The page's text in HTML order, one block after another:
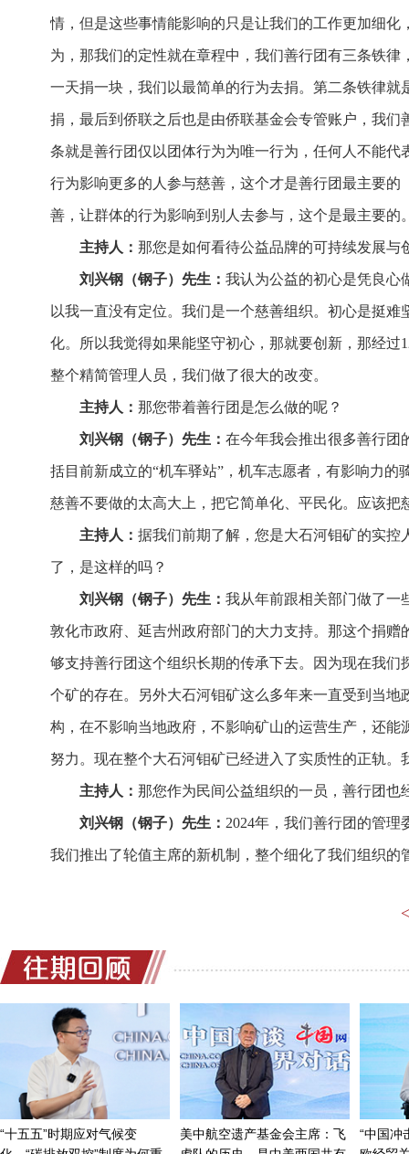
情，但是这些事情能影响的只是让我们的工作更加细
为，那我们的定性就在章程中，我们善行团有三条铁
一天捐一块，我们以最简单的行为去捐。第二条铁律
捐，最后到侨联之后也是由侨联基金会专管账户，我
条就是善行团仅以团体行为为唯一行为，任何人不能
行为影响更多的人参与慈善，这个才是善行团最主要
善，让群体的行为影响到别人去参与，这个是最主要的
主持人： 那您是如何看待公益品牌的可持续发展与
刘兴钢（钢子）先生： 我认为公益的初心是凭良心
以我一直没有定位。我们是一个慈善组织。初心是挺
化。所以我觉得如果能坚守初心，那就要创新，那经
整个精简管理人员，我们做了很大的改变。
主持人： 那您带着善行团是怎么做的呢？
刘兴钢（钢子）先生： 在今年我会推出很多善行团
括目前新成立的“机车驿站”，机车志愿者，有影响力
慈善不要做的太高大上，把它简单化、平民化。应该
主持人： 据我们前期了解，您是大石河钼矿的实控
了，是这样的吗？
刘兴钢（钢子）先生： 我从年前跟相关部门做了一
敦化市政府、延吉州政府部门的大力支持。那这个捐
够支持善行团这个组织长期的传承下去。因为现在我
个矿的存在。另外大石河钼矿这么多年来一直受到当
构，在不影响当地政府，不影响矿山的运营生产，还
努力。现在整个大石河钼矿已经进入了实质性的正轨
主持人： 那您作为民间公益组织的一员，善行团也
刘兴钢（钢子）先生： 2024年，我们善行团的管
我们推出了轮值主席的新机制，整个细化了我们组织
12年的过程，但是我很欣慰所有的管理员都是志愿者
2024年也深化了我们的“团爸团妈计划”项目，把它扩
以资助学业为主。比如说“机车驿站”，我们计划最远
以2024年对我们善行团变化非常大，给了我们很大的
主持人：对善行团来说，是极不平凡的一年，有
大会议暨善行团骑士志愿者交流峰会，这个峰会上展示
刘兴钢（钢子）先生： 我们主要是在安全文明骑
关注机车这个圈儿，我想在安全文明骑行上倡导安全